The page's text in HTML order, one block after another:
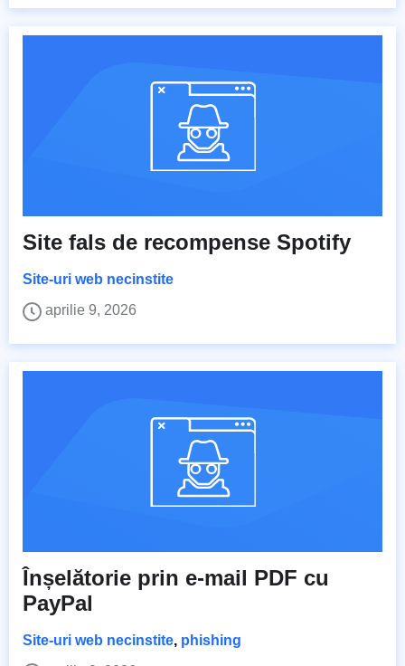
Site fals de recompense Spotify
Site-uri web necinstite
aprilie 9, 2026
Înșelătorie prin e-mail PDF cu
PayPal
Site-uri web necinstite, phishing